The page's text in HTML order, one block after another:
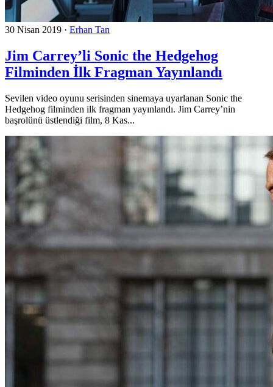
30 Nisan 2019 · Erhan Tan
Jim Carrey’li Sonic the Hedgehog
Filminden İlk Fragman Yayınlandı
Sevilen video oyunu serisinden sinemaya uyarlanan Sonic the
Hedgehog filminden ilk fragman yayınlandı. Jim Carrey’nin
başrolünü üstlendiği film, 8 Kas...